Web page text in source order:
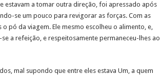
estavam a tomar outra direção, foi apressado após
se um pouco para revigorar as forças. Com as
pó da viagem. Ele mesmo escolheu o alimento, e,
a refeição, e respeitosamente permaneceu-lhes ao
mal supondo que entre eles estava Um, a quem